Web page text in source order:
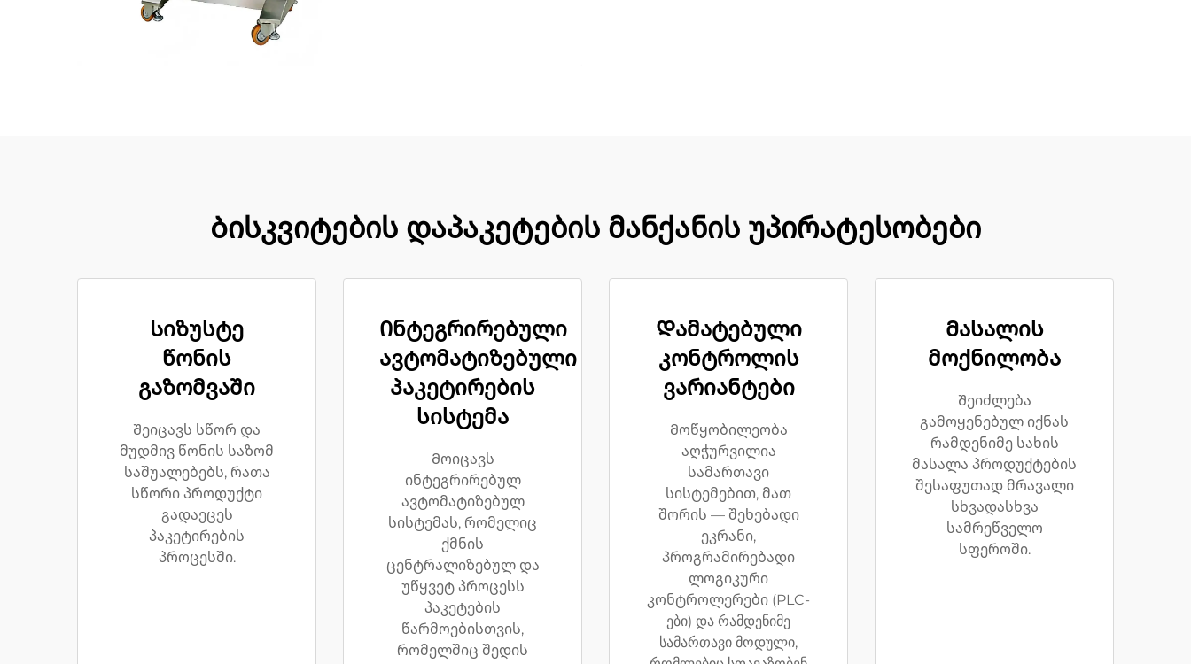
Ბისკვიტების დაპაკეტების მანქანის უპირატესობები
Სიზუსტე
წონის
გაზომვაში
Შეიცავს სწორ და
მუდმივ წონის საზომ
საშუალებებს, რათა
სწორი პროდუქტი
გადაეცეს
პაკეტირების
პროცესში.
Ინტეგრირებული
ავტომატიზებული
პაკეტირების
სისტემა
Მოიცავს
ინტეგრირებულ
ავტომატიზებულ
სისტემას, რომელიც
ქმნის
ცენტრალიზებულ და
უწყვეტ პროცესს
პაკეტების
წარმოებისთვის,
რომელშიც შედის
Დამატებული
კონტროლის
ვარიანტები
Მოწყობილეობა
აღჭურვილია
სამართავი
სისტემებით, მათ
შორის — შეხებადი
ეკრანი,
პროგრამირებადი
ლოგიკური
კონტროლერები (PLC-
ები) და რამდენიმე
სამართავი მოდული,
Მასალის
მოქნილობა
Შეიძლება
გამოყენებულ იქნას
რამდენიმე სახის
მასალა პროდუქტების
შესაფუთად მრავალი
სხვადასხვა
სამრეწველო
სფეროში.